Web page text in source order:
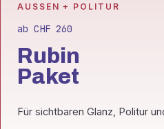
AUSSEN + POLITUR
ab CHF 260
Rubin
Paket
Für sichtbaren Glanz, Politur